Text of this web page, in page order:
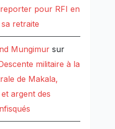
pour RFI en
retraite
Mungimursur
militaire à la
de Makala,
argent des